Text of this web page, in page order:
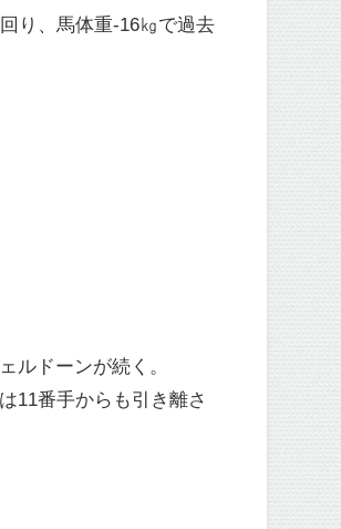
り、馬体重-16㎏で過去
ルドーンが続く。
11番手からも引き離さ